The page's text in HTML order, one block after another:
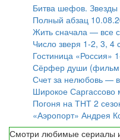
Битва шефов. Звезды
Полный абзац
Жить сначала — все
Число зверя 1-2, 3, 4
Гостиница «Россия»
Сёрфер души (фильм
Счет за нелюбовь —
Широкое
Погоня на ТНТ 2
«Аэропорт» Андрея
Смотри любимые сериалы